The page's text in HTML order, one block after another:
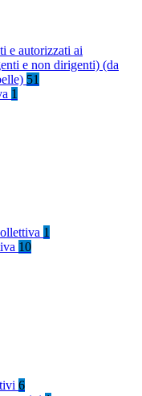
e autorizzati ai
e non dirigenti) (da
51
1
1
10
6